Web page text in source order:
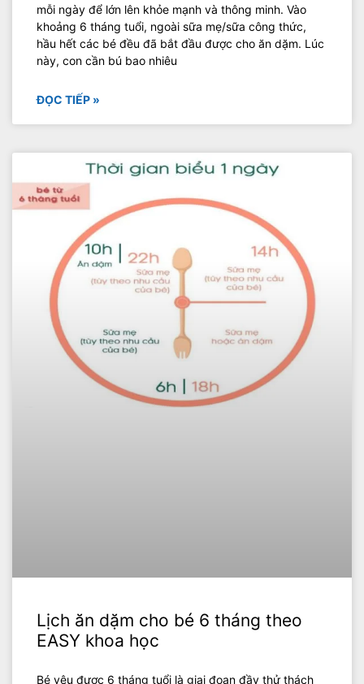
mỗi ngày để lớn lên khỏe mạnh và thông minh. Vào
khoảng 6 tháng tuổi, ngoài sữa mẹ/sữa công thức,
hầu hết các bé đều đã bắt đầu được cho ăn dặm. Lúc
này, con cần bú bao nhiêu
ĐỌC TIẾP »
Lịch ăn dặm cho bé 6 tháng theo
EASY khoa học
Bé yêu được 6 tháng tuổi là giai đoạn đầy thử thách